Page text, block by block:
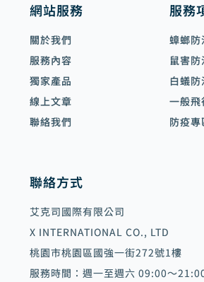
網站服務
關於我們
服務內容
獨家產品
線上文章
聯絡我們
服務
蟑螂防
鼠害防
白蟻防
一般飛
防疫專
聯絡方式
艾克司國際有限公司
X INTERNATIONAL CO., LTD
桃園市桃園區國強一街272號1樓
服務時間：週一至週六 09:00～